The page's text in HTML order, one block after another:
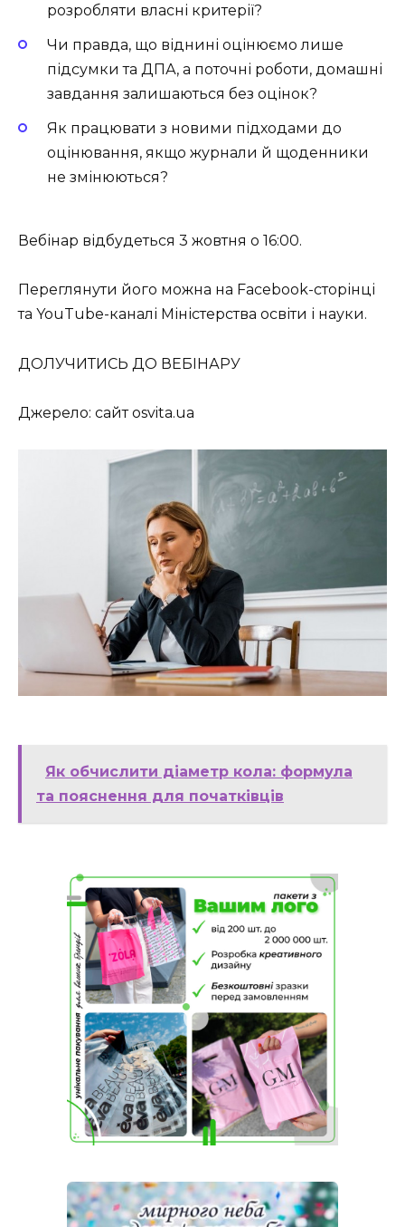
розробляти власні критерії?
Чи правда, що віднині оцінюємо лише
підсумки та ДПА, а поточні роботи, домашні
завдання залишаються без оцінок?
Як працювати з новими підходами до
оцінювання, якщо журнали й щоденники
не змінюються?
Вебінар відбудеться 3 жовтня о 16:00.
Переглянути його можна на Facebook-сторінці
та YouTube-каналі Міністерства освіти і науки.
ДОЛУЧИТИСЬ ДО ВЕБІНАРУ
Джерело: сайт osvita.ua
Як обчислити діаметр кола: формула
та пояснення для початківців